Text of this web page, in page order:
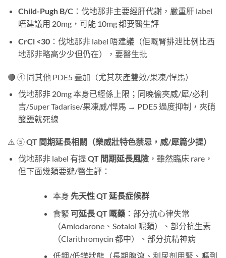
Child-Pugh B/C ：伐地那非主要經肝代謝，嚴重肝 label
唔建議用 20mg，可能 10mg 都要醫生評
CrCl <30：伐地那非 label 唔建議（佢嘅腎排泄比例比西
地那非略高少少但仍在），要醫生批
🔴 ④ 同其他 PDE5 疊加（尤其灰產雙效/果凍/悍馬）
伐地那非 20mg 本身已經係上限；同晚偷夾威/犀/必利
吉/Super Tadarise/果凍威/悍馬 → PDE5 過度抑制，夾硝
酸鹽就死線
⚠️ ⑤QT 間期延長相關（樂威壯特色禁忌，威/犀篇少提）
伐地那非 label 有提 QT 間期延長風險，雖然臨床 rare，
但下面幾類要避/醫生評：
本身 先天性 QT 延長症候群
食緊 可延長 QT 嘅藥：部分抗心律失常
（Amiodarone、Sotalol 呢類）、部分抗生素
（Clarithromycin 都中）、部分抗精神病
低鉀/低鎂狀態（長期腹瀉、利尿剂用緊、嘔到